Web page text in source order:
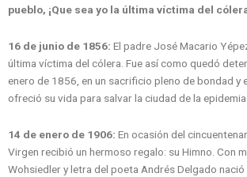
pueblo, ¡Que sea yo la última víctima del
16 de junio de 1856: El padre José Macario
última víctima del cólera. Fue así como quedó
enero de 1856, en un sacrificio pleno de bondad y
ofreció su vida para salvar la ciudad de la
14 de enero de 1906: En ocasión del
Virgen recibió un hermoso regalo: su Himno. Con
Wohsiedler y letra del poeta Andrés Delgado